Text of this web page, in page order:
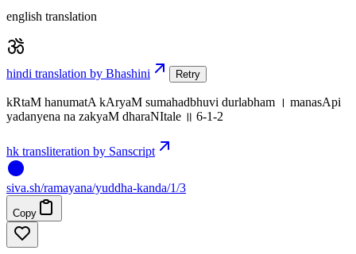
english translation
hindi translation by Bhashini Retry
kRtaM hanumatA kAryaM sumahadbhuvi durlabham । manasApi
yadanyena na zakyaM dharaNItale ॥ 6-1-2
hk transliteration by Sanscript
siva.sh/ramayana/yuddha-kanda/1/3
Copy